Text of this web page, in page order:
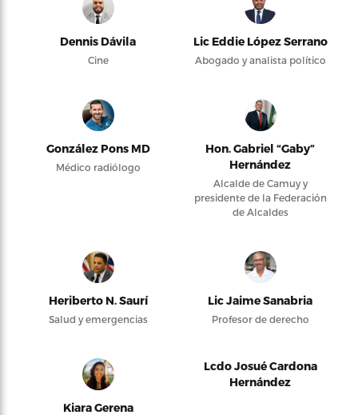
Dennis Dávila
Cine
Lic Eddie López Serrano
Abogado y analista político
González Pons MD
Médico radiólogo
Hon. Gabriel “Gaby”
Hernández
Alcalde de Camuy y
presidente de la Federación
de Alcaldes
Heriberto N. Saurí
Salud y emergencias
Lic Jaime Sanabria
Profesor de derecho
Kiara Gerena
Lcdo Josué Cardona
Hernández